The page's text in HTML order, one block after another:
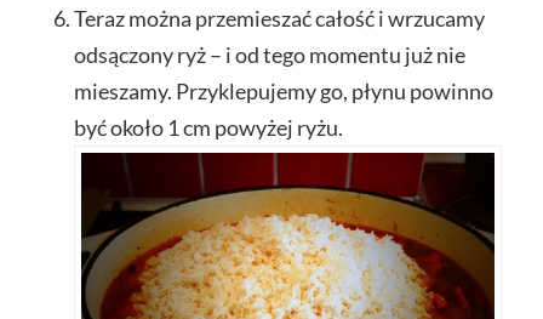
Teraz można przemieszać całość i wrzucamy
odsączony ryż – i od tego momentu już nie
mieszamy. Przyklepujemy go, płynu powinno
być około 1 cm powyżej ryżu.